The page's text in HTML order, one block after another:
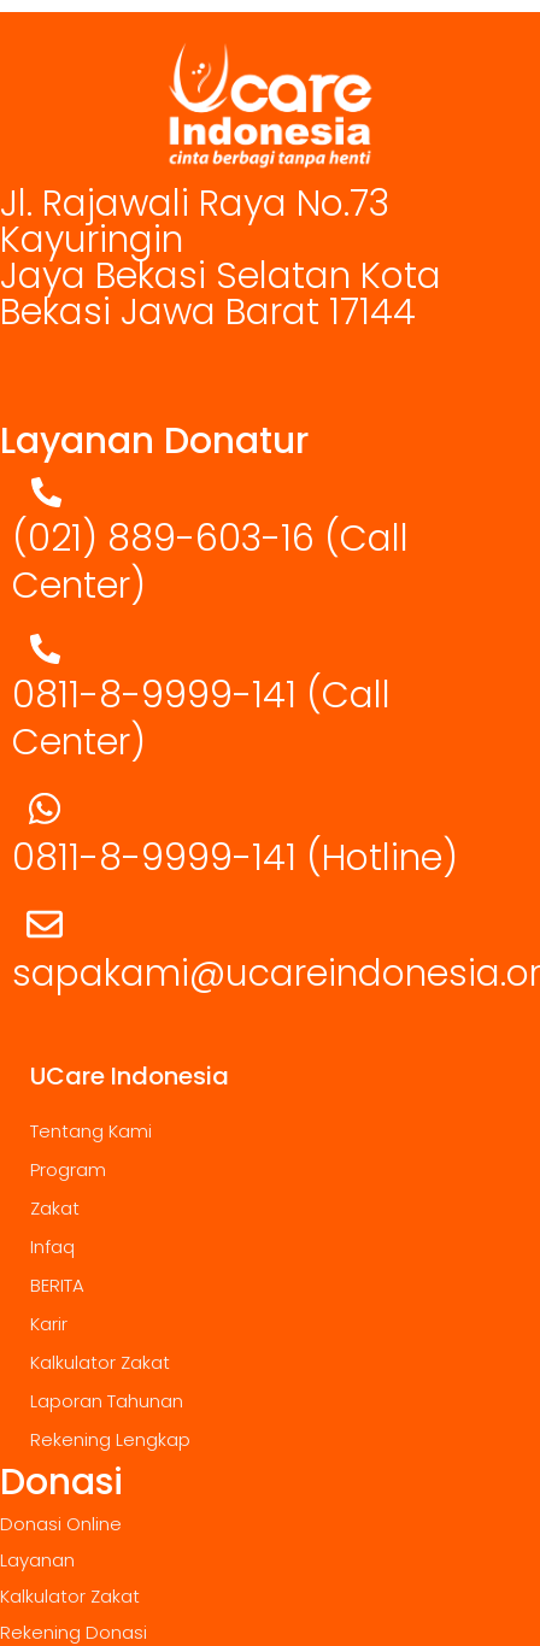
Jl. Rajawali Raya No.73
Kayuringin
Jaya Bekasi Selatan Kota
Bekasi Jawa Barat 17144
Layanan Donatur
(021) 889-603-16 (Call
Center)
0811-8-9999-141 (Call
Center)
0811-8-9999-141 (Hotline)
UCare Indonesia
Tentang Kami
Program
Zakat
Infaq
BERITA
Karir
Kalkulator Zakat
Laporan Tahunan
Rekening Lengkap
Donasi
Donasi Online
Layanan
Kalkulator Zakat
Rekening Donasi